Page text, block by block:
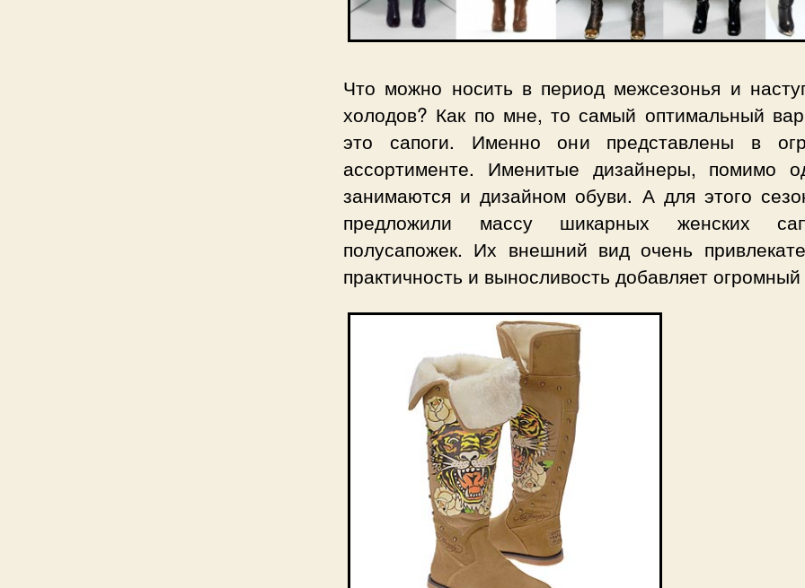
Что можно носить в период межсезонья и
холодов? Как по мне, то самый оптимальный
это сапоги. Именно они представлены в
ассортименте. Именитые дизайнеры, помимо
занимаются и дизайном обуви. А для этого
предложили массу шикарных женских
полусапожек. Их внешний вид очень
практичность и выносливость добавляет